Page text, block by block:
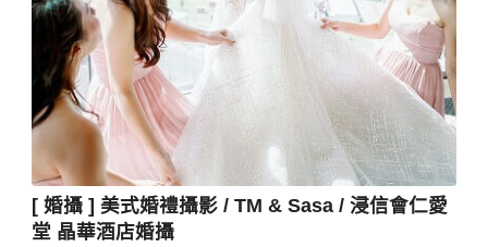
[ 婚攝 ] 美式婚禮攝影 / TM & Sasa / 浸信會仁愛
堂 晶華酒店婚攝